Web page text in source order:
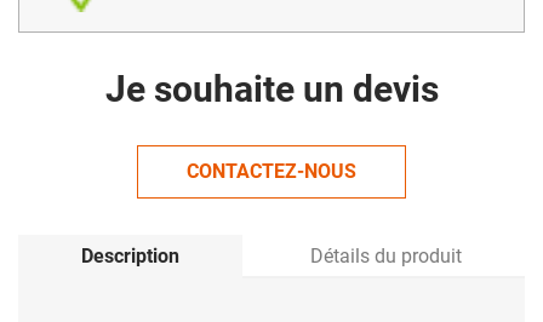
Je souhaite un devis
CONTACTEZ-NOUS
Description Détails du produit